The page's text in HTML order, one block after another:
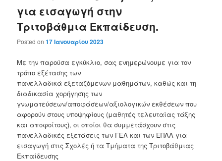
για εισαγωγή στην
Τριτοβάθμια Εκπαίδευση.
Posted on17 Ιανουαρίου 2023
Mε την παρούσα εγκύκλιο, σας ενημερώνουμε για τον
τρόπο εξέτασης των
πανελλαδικά εξεταζόμενων μαθημάτων, καθώς και τη
διαδικασία χορήγησης των
γνωματεύσεων/αποφάσεων/αξιολογικών εκθέσεων που
αφορούν στους υποψηφίους (μαθητές τελευταίας τάξης
και αποφοίτους), οι οποίοι θα συμμετάσχουν στις
πανελλαδικές εξετάσεις των ΓΕΛ και των ΕΠΑΛ για
εισαγωγή στις Σχολές ή τα Τμήματα της Τριτοβάθμιας
Εκπαίδευσης